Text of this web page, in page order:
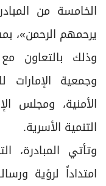
الخامسة من
يرحمهم الرحمن»،
وذلك بالتعاون مع
وجمعية الإمارات
الأمنية، ومجلس
التنمية الأسرية.
امتداداً لرؤية